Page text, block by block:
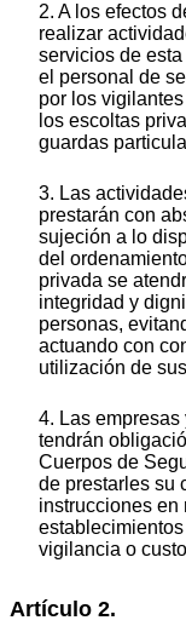
2. A los efectos
realizar
servicios de
el personal de
por los
los escoltas
guardas
3. Las
prestarán con
sujeción a lo
del
privada se
integridad y
personas,
actuando con
utilización de
4. Las
tendrán
Cuerpos de
de prestarles su
instrucciones en
vigilancia o
Artículo 2.